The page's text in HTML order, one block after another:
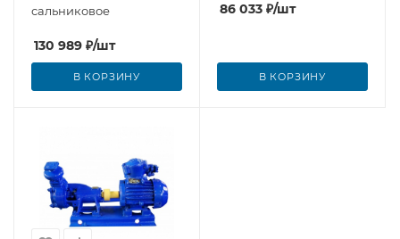
сальниковое
130 989 ₽/шт
В КОРЗИНУ
86 033 ₽/шт
В КОРЗИНУ